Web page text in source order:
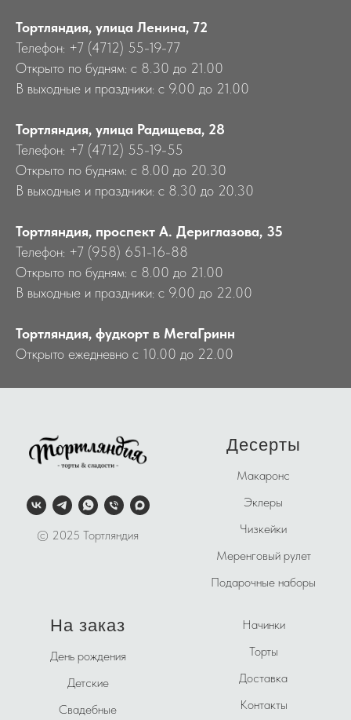
Тортляндия, улица Ленина, 72
Телефон: +7 (4712) 55-19-77
Открыто по будням: с 8.30 до 21.00
В выходные и праздники: с 9.00 до 21.00
Тортляндия, улица Радищева, 28
Телефон: +7 (4712) 55-19-55
Открыто по будням: с 8.00 до 20.30
В выходные и праздники: с 8.30 до 20.30
Тортляндия, проспект А. Дериглазова, 35
Телефон: +7 (958) 651-16-88
Открыто по будням: с 8.00 до 21.00
В выходные и праздники: с 9.00 до 22.00
Тортляндия, фудкорт в МегаГринн
Открыто ежедневно с 10.00 до 22.00
© 2025 Тортляндия
Десерты
Макаронс
Эклеры
Чизкейки
Меренговый рулет
Подарочные наборы
На заказ
День рождения
Детские
Свадебные
Начинки
Торты
Доставка
Контакты